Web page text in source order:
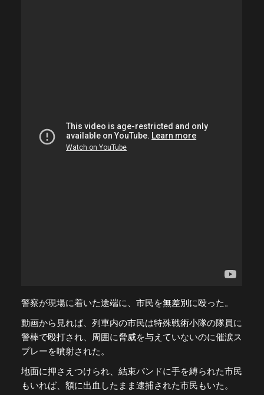
警察が現場に着いた途端に、市民を無差別に殴った。
動画から見れば、列車内の市民は特殊戦術小隊の隊員に
警棒で殴打され、周囲に脅威を与えていないのに催涙ス
プレーを噴射された。
地面に押さえつけられ、結束バンドに手を縛られた市民
もいれば、額に出血したまま逮捕された市民もいた。